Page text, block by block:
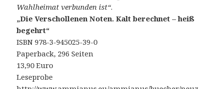
Wahlheimat verbunden ist“.
„Die Verschollenen Noten. Kalt berechnet – heiß
begehrt“
ISBN 978-3-945025-39-0
Paperback, 296 Seiten
13,90 Euro
Leseprobe